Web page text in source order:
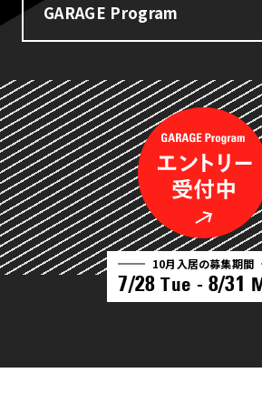
GARAGE Program
10月入居の募集期間
7/28 Tue - 8/31